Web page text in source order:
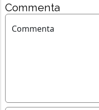
Commenta
Commenta